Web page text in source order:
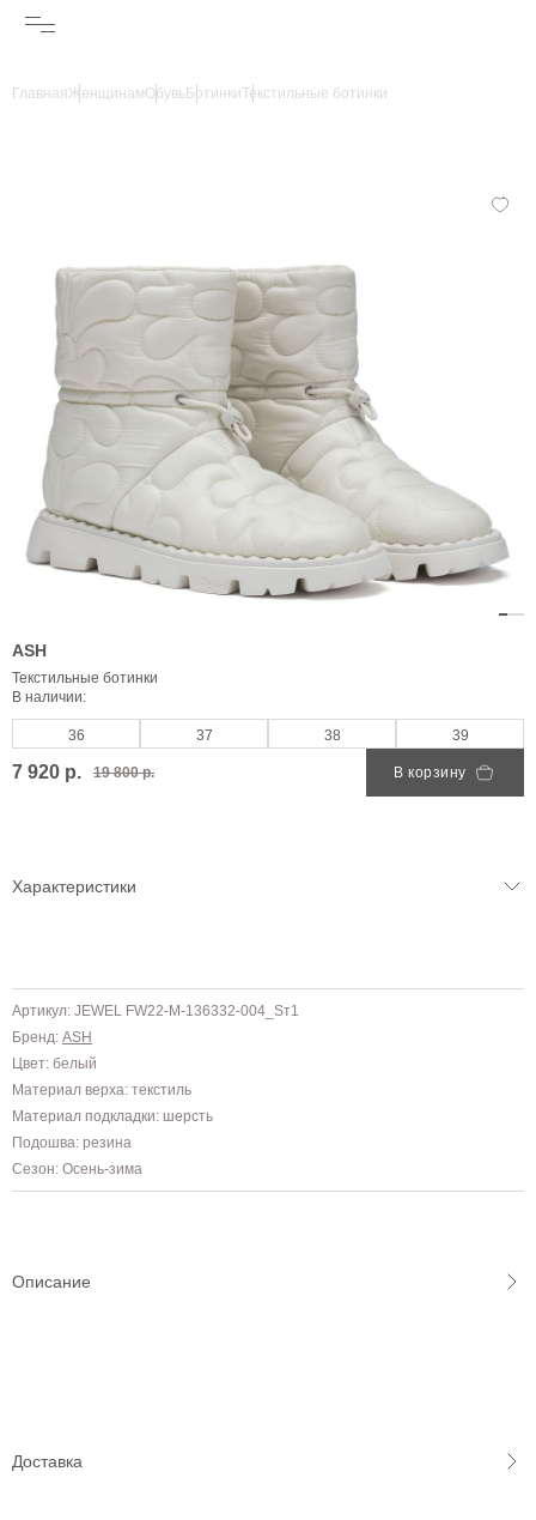
ГлавнаяЖенщинамОбувьБотинкиТекстильные ботинки
ASH
Текстильные ботинки
В наличии:
36 37 38 39
7 920 р. 19 800 р. В корзину
Характеристики
Артикул: JEWEL FW22-M-136332-004_Sт1
Бренд: ASH
Цвет: белый
Материал верха: текстиль
Материал подкладки: шерсть
Подошва: резина
Сезон: Осень-зима
Описание
Доставка